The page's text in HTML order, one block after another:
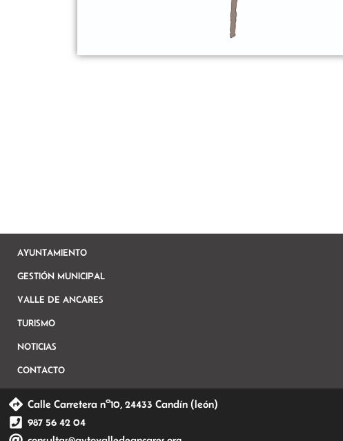
AYUNTAMIENTO
GESTIÓN MUNICIPAL
VALLE DE ANCARES
TURISMO
NOTICIAS
CONTACTO
Calle Carretera nº10, 24433 Candín (león)
987 56 42 04